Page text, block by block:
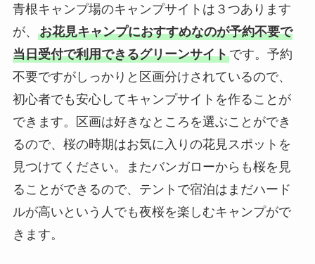
青根キャンプ場のキャンプサイトは３つあります
が、 お花見キャンプにおすすめなのが予約不要で
当日受付で利用できるグリーンサイトです。予約
不要ですがしっかりと区画分けされているので、
初心者でも安心してキャンプサイトを作ることが
できます。区画は好きなところを選ぶことができ
るので、桜の時期はお気に入りの花見スポットを
見つけてください。またバンガローからも桜を見
ることができるので、テントで宿泊はまだハード
ルが高いという人でも夜桜を楽しむキャンプがで
きます。